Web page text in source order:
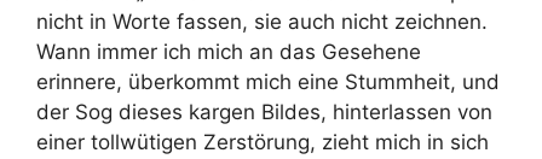
nicht in Worte fassen, sie auch nicht zeichnen.
Wann immer ich mich an das Gesehene
erinnere, überkommt mich eine Stummheit, und
der Sog dieses kargen Bildes, hinterlassen von
einer tollwütigen Zerstörung, zieht mich in sich